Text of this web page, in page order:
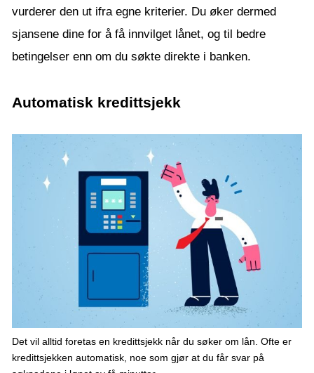
vurderer den ut ifra egne kriterier. Du øker dermed
sjansene dine for å få innvilget lånet, og til bedre
betingelser enn om du søkte direkte i banken.
Automatisk kredittsjekk
Det vil alltid foretas en kredittsjekk når du søker om lån. Ofte er
kredittsjekken automatisk, noe som gjør at du får svar på